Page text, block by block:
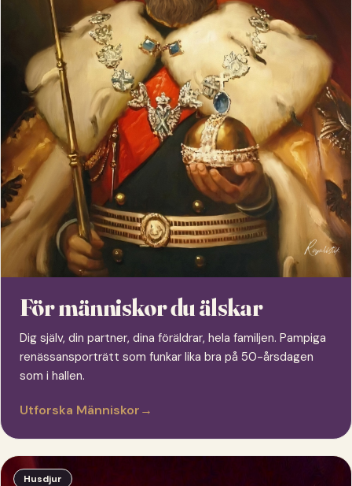
För människor du älskar
Dig själv, din partner, dina föräldrar, hela familjen. Pampiga
renässansporträtt som funkar lika bra på 50-årsdagen
som i hallen.
Utforska Människor→
Husdjur